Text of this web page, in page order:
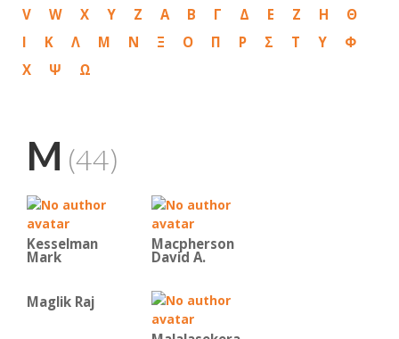
V
W X Y Z Α Β Γ Δ Ε Ζ Η
Θ
Ι
Κ Λ Μ Ν Ξ Ο Π Ρ Σ Τ Υ
Φ
Χ
Ψ Ω
M (44)
Kesselman
Mark
Macpherson
David A.
Maglik Raj